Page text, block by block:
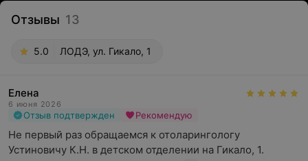
Отзывы 13
5.0 ЛОДЭ, ул. Гикало, 1
Елена
6 июня 2026
Отзыв подтвержден Рекомендую
Не первый раз обращаемся к отоларингологу
Устиновичу К.Н. в детском отделении на Гикало, 1.